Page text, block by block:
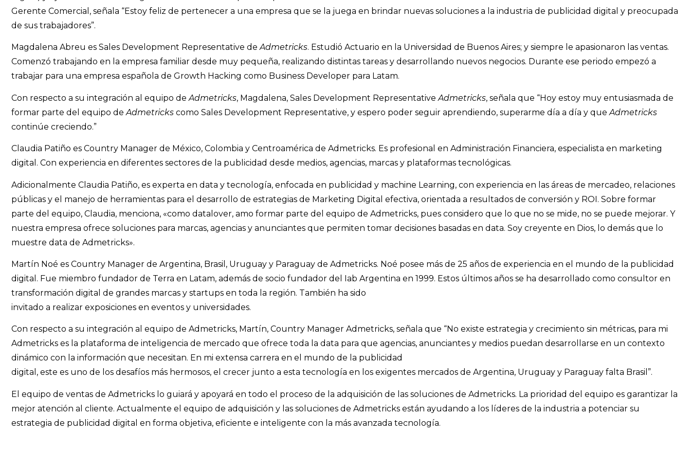
Gerente Comercial, señala “Estoy feliz de pertenecer a una empresa que se la juega en brindar nuevas soluciones a la industria de publicidad digital y preocupada
de sus trabajadores”.
Magdalena Abreu es Sales Development Representative deAdmetricks. Estudió Actuario en la Universidad de Buenos Aires; y siempre le apasionaron las ventas.
Comenzó trabajando en la empresa familiar desde muy pequeña, realizando distintas tareas y desarrollando nuevos negocios. Durante ese periodo empezó a
trabajar para una empresa española de Growth Hacking como Business Developer para Latam.
Con respecto a su integración al equipo deAdmetricks, Magdalena, Sales Development RepresentativeAdmetricks, señala que “Hoy estoy muy entusiasmada de
formar parte del equipo deAdmetricks como Sales Development Representative, y espero poder seguir aprendiendo, superarme día a día y queAdmetricks
continúe creciendo.”
Claudia Patiño es Country Manager de México, Colombia y Centroamérica de Admetricks. Es profesional en Administración Financiera, especialista en marketing
digital. Con experiencia en diferentes sectores de la publicidad desde medios, agencias, marcas y plataformas tecnológicas.
Adicionalmente Claudia Patiño, es experta en data y tecnología, enfocada en publicidad y machine Learning, con experiencia en las áreas de mercadeo, relaciones
públicas y el manejo de herramientas para el desarrollo de estrategias de Marketing Digital efectiva, orientada a resultados de conversión y ROI. Sobre formar
parte del equipo, Claudia, menciona, «como datalover, amo formar parte del equipo de Admetricks, pues considero que lo que no se mide, no se puede mejorar. Y
nuestra empresa ofrece soluciones para marcas, agencias y anunciantes que permiten tomar decisiones basadas en data. Soy creyente en Dios, lo demás que lo
muestre data de Admetricks».
Martín Noé es Country Manager de Argentina, Brasil, Uruguay y Paraguay de Admetricks. Noé posee más de 25 años de experiencia en el mundo de la publicidad
digital. Fue miembro fundador de Terra en Latam, además de socio fundador del Iab Argentina en 1999. Estos últimos años se ha desarrollado como consultor en
transformación digital de grandes marcas y startups en toda la región. También ha sido
invitado a realizar exposiciones en eventos y universidades.
Con respecto a su integración al equipo de Admetricks, Martín, Country Manager Admetricks, señala que “No existe estrategia y crecimiento sin métricas, para mi
Admetricks es la plataforma de inteligencia de mercado que ofrece toda la data para que agencias, anunciantes y medios puedan desarrollarse en un contexto
dinámico con la información que necesitan. En mi extensa carrera en el mundo de la publicidad
digital, este es uno de los desafíos más hermosos, el crecer junto a esta tecnología en los exigentes mercados de Argentina, Uruguay y Paraguay falta Brasil”.
El equipo de ventas de Admetricks lo guiará y apoyará en todo el proceso de la adquisición de las soluciones de Admetricks. La prioridad del equipo es garantizar la
mejor atención al cliente. Actualmente el equipo de adquisición y las soluciones de Admetricks están ayudando a los líderes de la industria a potenciar su
estrategia de publicidad digital en forma objetiva, eficiente e inteligente con la más avanzada tecnología.